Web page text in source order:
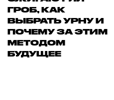
ГРОБ, КАК
ВЫБРАТЬ УРНУ И
ПОЧЕМУ ЗА ЭТИМ
МЕТОДОМ
БУДУЩЕЕ